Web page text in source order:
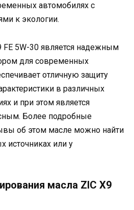
автомобилях с
к экологии.
FE 5W-30 является надежным
для современных
отличную защиту
в различных
и при этом является
Более подробные
об этом масле можно найти
источниках или у
масла ZIC X9